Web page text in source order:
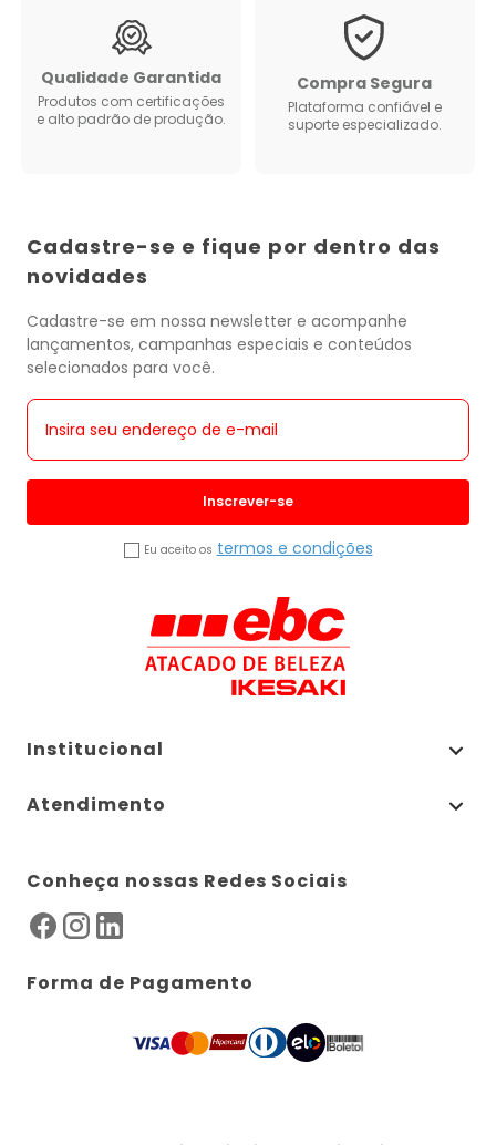
Qualidade Garantida
Produtos com certificações
e alto padrão de produção.
Compra Segura
Plataforma confiável e
suporte especializado.
Cadastre-se e fique por dentro das
novidades
Cadastre-se em nossa newsletter e acompanhe
lançamentos, campanhas especiais e conteúdos
selecionados para você.
Inscrever-se
Eu aceito os termos e condições
Institucional
Atendimento
Conheça nossas Redes Sociais
Forma de Pagamento